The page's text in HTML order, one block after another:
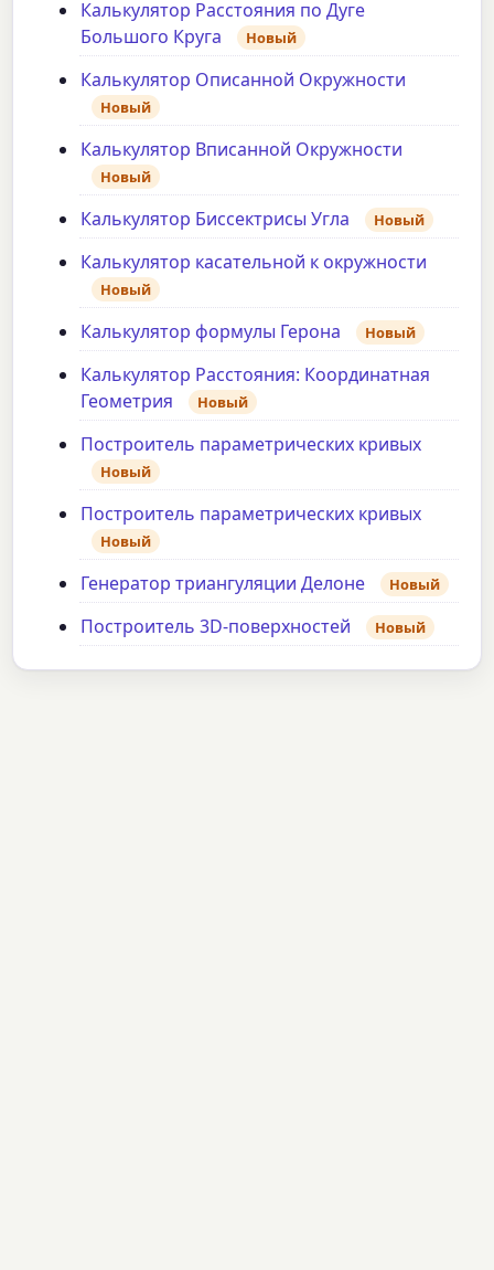
Калькулятор Расстояния по Дуге
Большого Круга
Новый
Калькулятор Описанной Окружности
Новый
Калькулятор Вписанной Окружности
Новый
Калькулятор Биссектрисы Угла Новый
Калькулятор касательной к окружности
Новый
Калькулятор формулы Герона Новый
Калькулятор Расстояния: Координатная
Геометрия
Новый
Построитель параметрических кривых
Новый
Построитель параметрических кривых
Новый
Генератор триангуляции Делоне Новый
Построитель 3D-поверхностей Новый